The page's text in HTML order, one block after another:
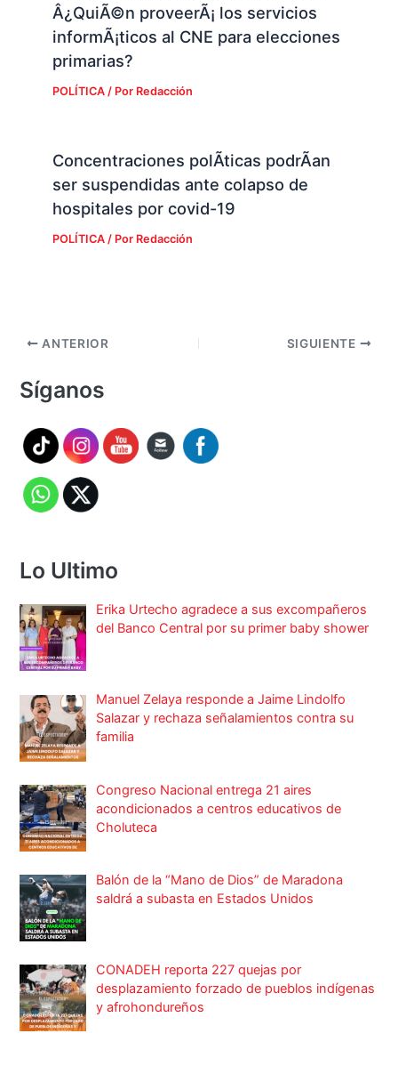
Â¿QuiÃ©n proveerÃ¡ los servicios
informÃ¡ticos al CNE para elecciones
primarias?
POLÍTICA/ Por Redacción
Concentraciones polÃ­ticas podrÃ­an
ser suspendidas ante colapso de
hospitales por covid-19
POLÍTICA/ Por Redacción
ANTERIOR SIGUIENTE
Síganos
Lo Ultimo
Erika Urtecho agradece a sus excompañeros
del Banco Central por su primer baby shower
Manuel Zelaya responde a Jaime Lindolfo
Salazar y rechaza señalamientos contra su
familia
Congreso Nacional entrega 21 aires
acondicionados a centros educativos de
Choluteca
Balón de la “Mano de Dios” de Maradona
saldrá a subasta en Estados Unidos
CONADEH reporta 227 quejas por
desplazamiento forzado de pueblos indígenas
y afrohondureños